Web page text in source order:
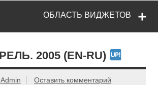
ОБЛАСТЬ ВИДЖЕТОВ
2005 (EN-RU)
Admin Оставить комментарий